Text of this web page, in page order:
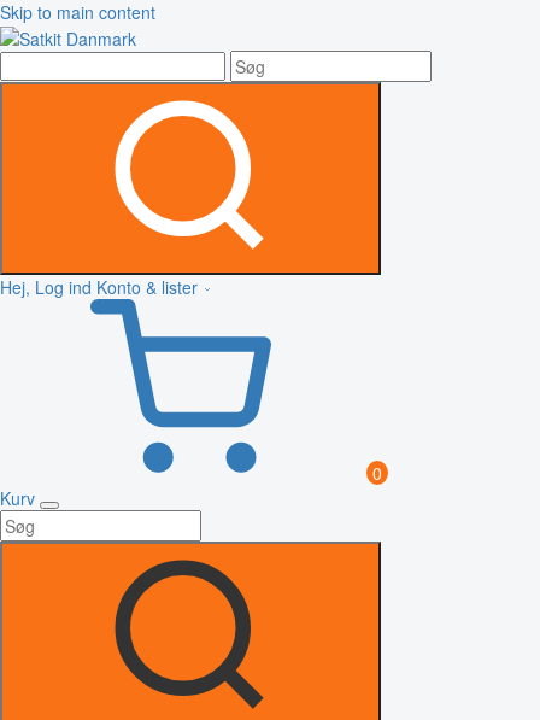
Skip to main content
Hej, Log ind Konto & lister
0
Kurv